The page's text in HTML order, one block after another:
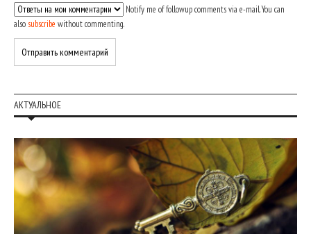
Notify me of followup comments via e-mail. You can
also subscribe without commenting.
АКТУАЛЬНОЕ